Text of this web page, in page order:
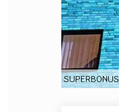
SUPERBONUS